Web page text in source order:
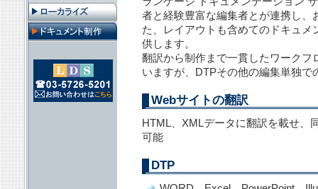
者と経験豊富な編集者とが連携し、
た、レイアウトも含めてのドキュメ
供します。
翻訳から制作まで一貫したワークフ
いますが、DTPその他の編集単独で
Webサイトの翻訳
HTML、XMLデータに翻訳を載せ、
可能
DTP